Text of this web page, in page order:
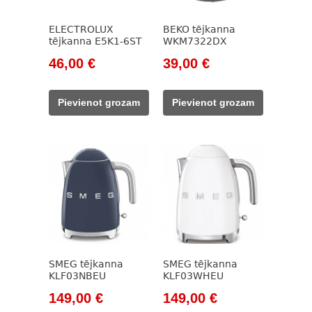
ELECTROLUX
tējkanna E5K1-6ST
Original
was:
90,00 €.
46,00 €Current
Pievienot grozam
BEKO tējkanna
WKM7322DX
Original
was:
785,00 €.
39,00 €Current
Pievienot grozam
SMEG tējkanna
KLF03NBEU
Original
149,00 €Current
SMEG tējkanna
KLF03WHEU
Original
149,00 €Current